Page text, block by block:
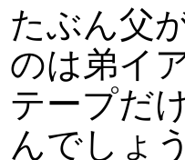
たぶん父
のは弟イ
テープだ
んでしょ